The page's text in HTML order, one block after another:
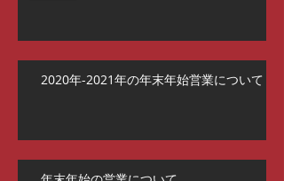
2020年-2021年の年末年始営業について